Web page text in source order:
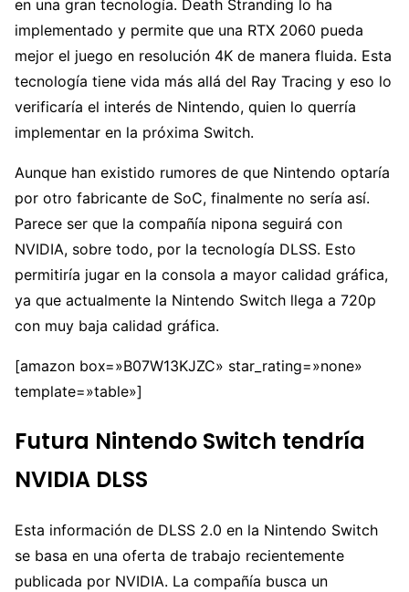
en una gran tecnología. Death Stranding lo ha
implementado y permite que una RTX 2060 pueda
mejor el juego en resolución 4K de manera fluida. Esta
tecnología tiene vida más allá del Ray Tracing y eso lo
verificaría el interés de Nintendo, quien lo querría
implementar en la próxima Switch.
Aunque han existido rumores de que Nintendo optaría
por otro fabricante de SoC, finalmente no sería así.
Parece ser que la compañía nipona seguirá con
NVIDIA, sobre todo, por la tecnología DLSS. Esto
permitiría jugar en la consola a mayor calidad gráfica,
ya que actualmente la Nintendo Switch llega a 720p
con muy baja calidad gráfica.
[amazon box=»B07W13KJZC» star_rating=»none»
template=»table»]
Futura Nintendo Switch tendría
NVIDIA DLSS
Esta información de DLSS 2.0 en la Nintendo Switch
se basa en una oferta de trabajo recientemente
publicada por NVIDIA. La compañía busca un